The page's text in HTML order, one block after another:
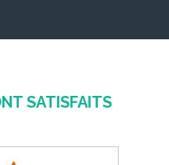
SATISFAITS